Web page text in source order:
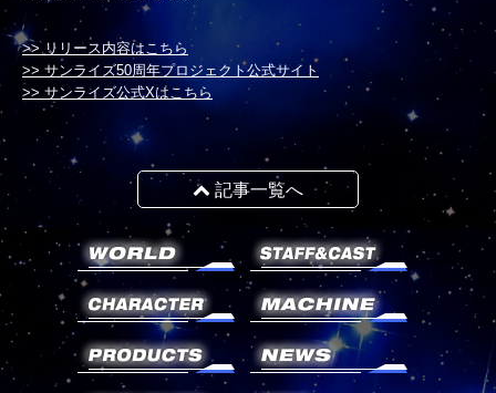
>> リリース内容はこちら
>> サンライズ50周年プロジェクト公式サイト
>> サンライズ公式Xはこちら
記事一覧へ